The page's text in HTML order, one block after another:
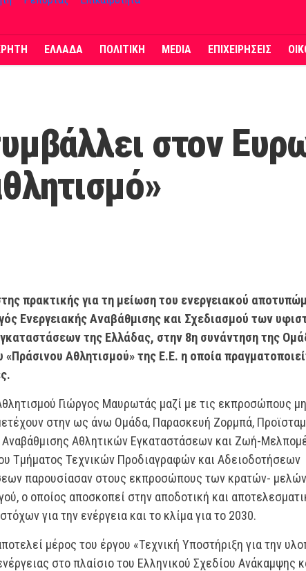
ΕΛΛΑΔΑ ΠΟΛΙΤΙΚΗ MEDIA ΕΠΙΧΕΙΡΗΣΕΙΣ
στον
πρακτικής για τη μείωση του ενεργειακού
Ενεργειακής Αναβάθμισης και Σχεδιασμού των
της Ελλάδας, στην 8η συνάντηση της
Αθλητισμού» της Ε.Ε. η οποία
Γιώργος Μαυρωτάς μαζί με τις εκπροσώπους
στην ως άνω Ομάδα, Παρασκευή Ζορμπά,
Αναβάθμισης Αθλητικών Εγκαταστάσεων και Ζωή-
Τμήματος Τεχνικών Προδιαγραφών και Αδειοδοτήσεων
παρουσίασαν στους εκπροσώπους των κρατών- μελών
ο οποίος αποσκοπεί στην αποδοτική και
για την ενέργεια και το κλίμα για το 2030.
μέρος του έργου «Τεχνική Υποστήριξη για την
στο πλαίσιο του Ελληνικού Σχεδίου Ανάκαμψης